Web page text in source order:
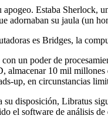
Estaba
adornaban su jaula (un
es Bridges, la
un poder de
10 mil
up, en circunstancias
su disposición, Libratus
el software de análisis